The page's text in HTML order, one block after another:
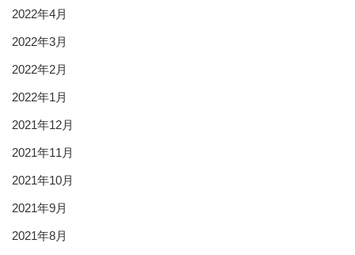
2022年4月
2022年3月
2022年2月
2022年1月
2021年12月
2021年11月
2021年10月
2021年9月
2021年8月